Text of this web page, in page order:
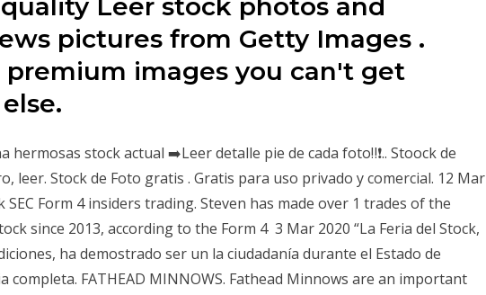
Leer stock photos and
pictures from Getty Images .
premium images you can't get
hermosas stock actual ➡️Leer detalle pie de cada foto‼❗.. Stoock de
leer. Stock de Foto gratis . Gratis para uso privado y comercial. 12 Mar
SEC Form 4 insiders trading. Steven has made over 1 trades of the
since 2013, according to the Form 4 3 Mar 2020 “La Feria del Stock,
ha demostrado ser un la ciudadanía durante el Estado de
completa. FATHEAD MINNOWS. Fathead Minnows are an important